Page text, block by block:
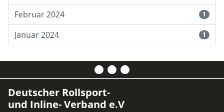
Februar 2024 1
Januar 2024 1
Deutscher Rollsport-
und Inline- Verband e.V